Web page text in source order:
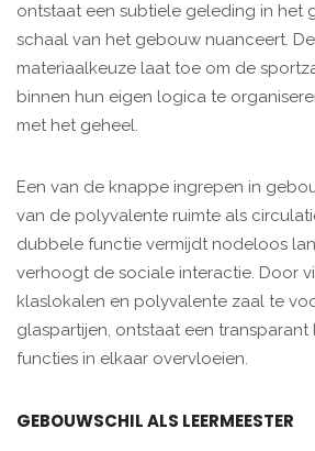
ontstaat een subtiele geleding in het
schaal van het gebouw nuanceert.
materiaalkeuze laat toe om de
binnen hun eigen logica te
met het geheel.
Een van de knappe ingrepen in
van de polyvalente ruimte als
dubbele functie vermijdt nodeloos
verhoogt de sociale interactie. Door
klaslokalen en polyvalente zaal te
glaspartijen, ontstaat een
functies in elkaar overvloeien.
GEBOUWSCHIL ALS LEERMEESTER